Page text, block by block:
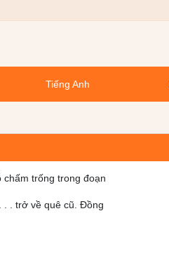
Tiếng Anh
trống trong đoạn
. . trở về quê cũ. Đồng